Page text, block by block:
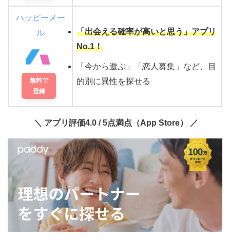
ハッピーメー
ル
無料で
登録
「出会える確率が高いと思う」アプリ
No.1！
「今から遊ぶ」「恋人募集」など、目
的別に異性を探せる
＼ アプリ評価4.0 / 5点満点（App Store） ／